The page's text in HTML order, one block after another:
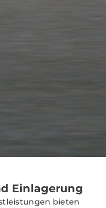
Einlagerung
bieten